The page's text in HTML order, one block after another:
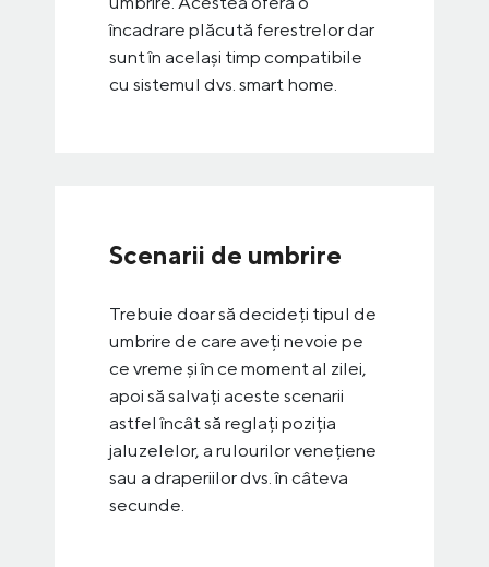
încadrare plăcută ferestrelor dar
sunt în același timp compatibile
cu sistemul dvs. smart home.
Scenarii de umbrire
Trebuie doar să decideți tipul de
umbrire de care aveți nevoie pe
ce vreme și în ce moment al zilei,
apoi să salvați aceste scenarii
astfel încât să reglați poziția
jaluzelelor, a rulourilor venețiene
sau a draperiilor dvs. în câteva
secunde.